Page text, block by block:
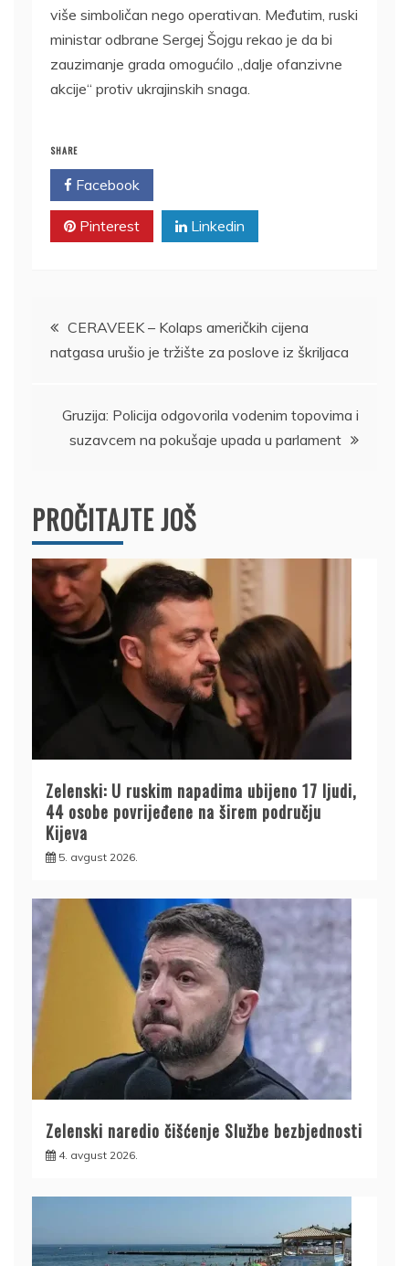
više simboličan nego operativan. Međutim, ruski
ministar odbrane Sergej Šojgu rekao je da bi
zauzimanje grada omogućilo „dalje ofanzivne
akcije“ protiv ukrajinskih snaga.
SHARE
Facebook
Pinterest Linkedin
Kretanje
članka
CERAVEEK – Kolaps američkih cijena
natgasa urušio je tržište za poslove iz škriljaca
Gruzija: Policija odgovorila vodenim topovima i
suzavcem na pokušaje upada u parlament
PROČITAJTE JOŠ
Zelenski: U ruskim napadima ubijeno 17 ljudi,
44 osobe povrijeđene na širem području
Kijeva
5. avgust 2026.
Zelenski naredio čišćenje Službe bezbjednosti
4. avgust 2026.